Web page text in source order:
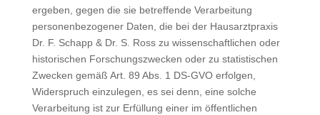
ergeben, gegen die sie betreffende Verarbeitung
personenbezogener Daten, die bei der Hausarztpraxis
Dr. F. Schapp & Dr. S. Ross zu wissenschaftlichen oder
historischen Forschungszwecken oder zu statistischen
Zwecken gemäß Art. 89 Abs. 1 DS-GVO erfolgen,
Widerspruch einzulegen, es sei denn, eine solche
Verarbeitung ist zur Erfüllung einer im öffentlichen